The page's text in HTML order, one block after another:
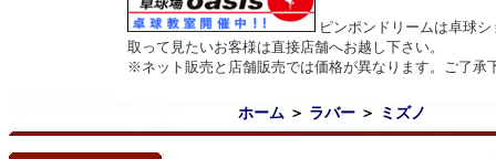
ピンポンドリームは卓球
取って見たいお客様は直接店舗へお越し下さい。
※ネット販売と店舗販売では価格が異なります。ご了承
ホーム＞ ラバー＞ ミズノ